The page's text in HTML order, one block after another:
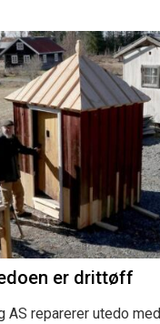
er drittøff
AS reparerer utedo med